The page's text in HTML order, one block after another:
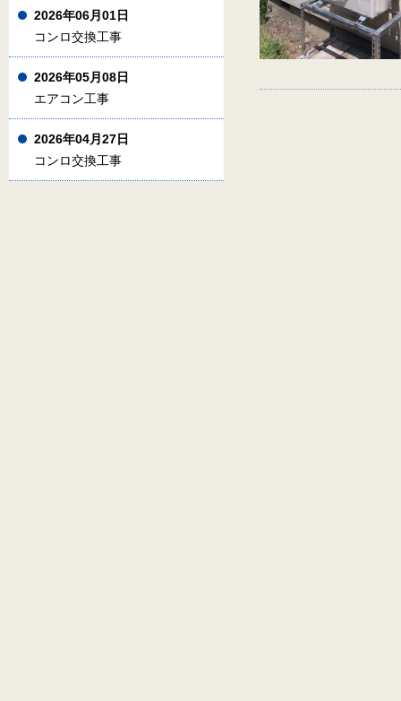
2026年06月01日
コンロ交換工事
2026年05月08日
エアコン工事
2026年04月27日
コンロ交換工事